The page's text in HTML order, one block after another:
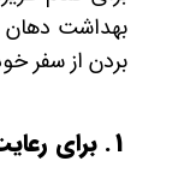
بهداشت دهان
بردن از سفر
1. برای رعایت بهداشت دهان و دندان در سفر اقلام دندانپزشکی جداگانه خریداری کنید